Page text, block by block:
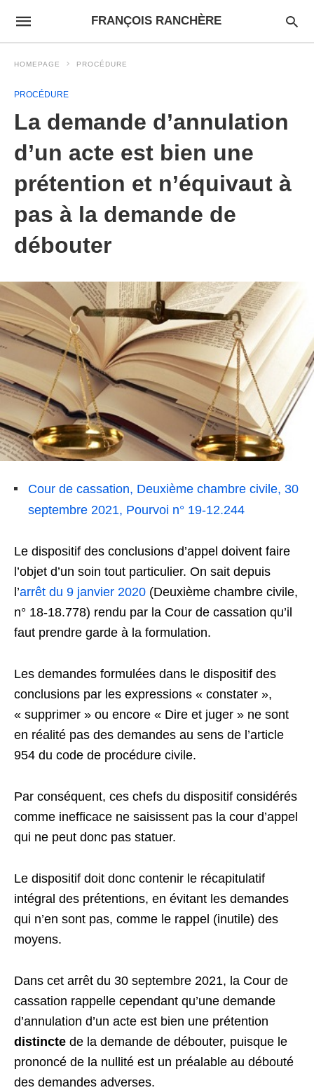
FRANÇOIS RANCHÈRE
HOMEPAGE PROCÉDURE
PROCÉDURE
La demande d’annulation
d’un acte est bien une
prétention et n’équivaut à
pas à la demande de
débouter
Cour de cassation, Deuxième chambre civile, 30
septembre 2021, Pourvoi n° 19-12.244
Le dispositif des conclusions d’appel doivent faire
l’objet d’un soin tout particulier. On sait depuis
l’arrêt du 9 janvier 2020 (Deuxième chambre civile,
n° 18-18.778) rendu par la Cour de cassation qu’il
faut prendre garde à la formulation.
Les demandes formulées dans le dispositif des
conclusions par les expressions « constater »,
« supprimer » ou encore « Dire et juger » ne sont
en réalité pas des demandes au sens de l’article
954 du code de procédure civile.
Par conséquent, ces chefs du dispositif considérés
comme inefficace ne saisissent pas la cour d’appel
qui ne peut donc pas statuer.
Le dispositif doit donc contenir le récapitulatif
intégral des prétentions, en évitant les demandes
qui n’en sont pas, comme le rappel (inutile) des
moyens.
Dans cet arrêt du 30 septembre 2021, la Cour de
cassation rappelle cependant qu’une demande
d’annulation d’un acte est bien une prétention
distincte de la demande de débouter, puisque le
prononcé de la nullité est un préalable au débouté
des demandes adverses.